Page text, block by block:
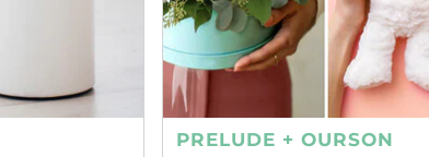
PRELUDE + OURSON